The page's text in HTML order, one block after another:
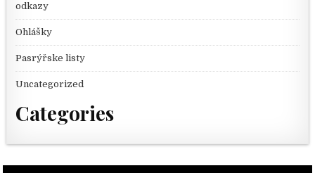
odkazy
Ohlášky
Pasrýřske listy
Uncategorized
Categories